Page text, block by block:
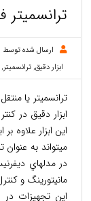
ترانسمیتر
ارسال شده توسط
ابزار دقیق,ترانسمیتر,
ترانسميتر یا
ابزار دقيق در
اين ابزار علاوه
ميتواند به
در مدلهاي
مانيتورينگ و
اين تجهيزات